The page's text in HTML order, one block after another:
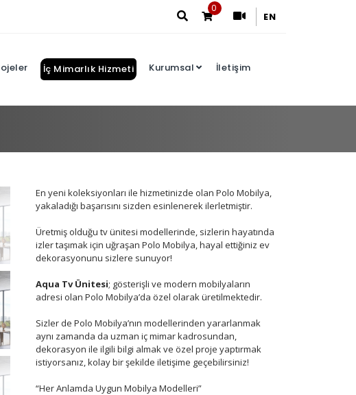
0
EN
İç Mimarlık Hizmeti Kurumsal İletişim
En yeni koleksiyonları ile hizmetinizde olan Polo Mobilya,
yakaladığı başarısını sizden esinlenerek ilerletmiştir.
Üretmiş olduğu tv ünitesi modellerinde, sizlerin hayatında
izler taşımak için uğraşan Polo Mobilya, hayal ettiğiniz ev
dekorasyonunu sizlere sunuyor!
Aqua Tv Ünitesi; gösterişli ve modern mobilyaların
adresi olan Polo Mobilya’da özel olarak üretilmektedir.
Sizler de Polo Mobilya’nın modellerinden yararlanmak
aynı zamanda da uzman iç mimar kadrosundan,
dekorasyon ile ilgili bilgi almak ve özel proje yaptırmak
istiyorsanız, kolay bir şekilde iletişime geçebilirsiniz!
“Her Anlamda Uygun Mobilya Modelleri”